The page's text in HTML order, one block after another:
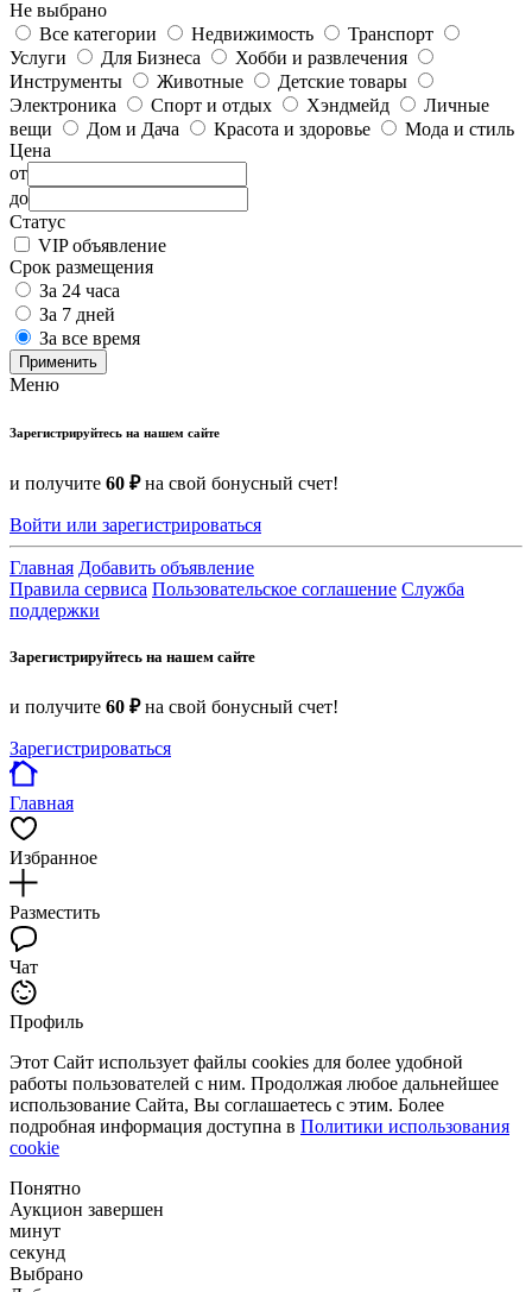
Не выбрано
Все категории
Недвижимость
Транспорт
Услуги
Для Бизнеса
Хобби и развлечения
Инструменты
Животные
Детские товары
Электроника
Спорт и отдых Хэндмейд
Личные
вещи
Дом и Дача Красота и здоровье
Мода и стиль
Цена
от
до
Статус
VIP объявление
Срок размещения
За 24 часа
За 7 дней
За все время
Применить
Меню
Зарегистрируйтесь на нашем сайте
и получите 60 ₽на свой бонусный счет!
Войти или зарегистрироваться
Главная Добавить объявление
Правила сервиса Пользовательское соглашение Служба
поддержки
Зарегистрируйтесь на нашем сайте
и получите 60 ₽на свой бонусный счет!
Зарегистрироваться
Главная
Избранное
Разместить
Чат
Профиль
Этот Сайт использует файлы cookies для более удобной
работы пользователей с ним. Продолжая любое дальнейшее
использование Сайта, Вы соглашаетесь с этим. Более
подробная информация доступна в Политики использования
cookie
Понятно
Аукцион завершен
минут
секунд
Выбрано